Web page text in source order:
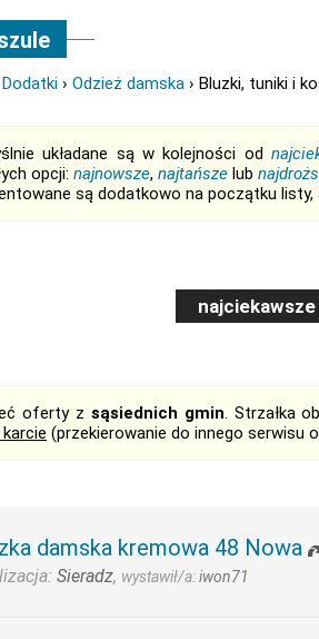
› Odzież damska › Bluzki, tuniki i
układane są w kolejności od
opcji: najnowsze, najtańsze lub
są dodatkowo na początku listy,
najciekawsze
oferty z sąsiednich gmin. Strzałka
(przekierowanie do innego serwisu
damska kremowa 48 Nowa
Sieradz, wystawił/a:iwon71